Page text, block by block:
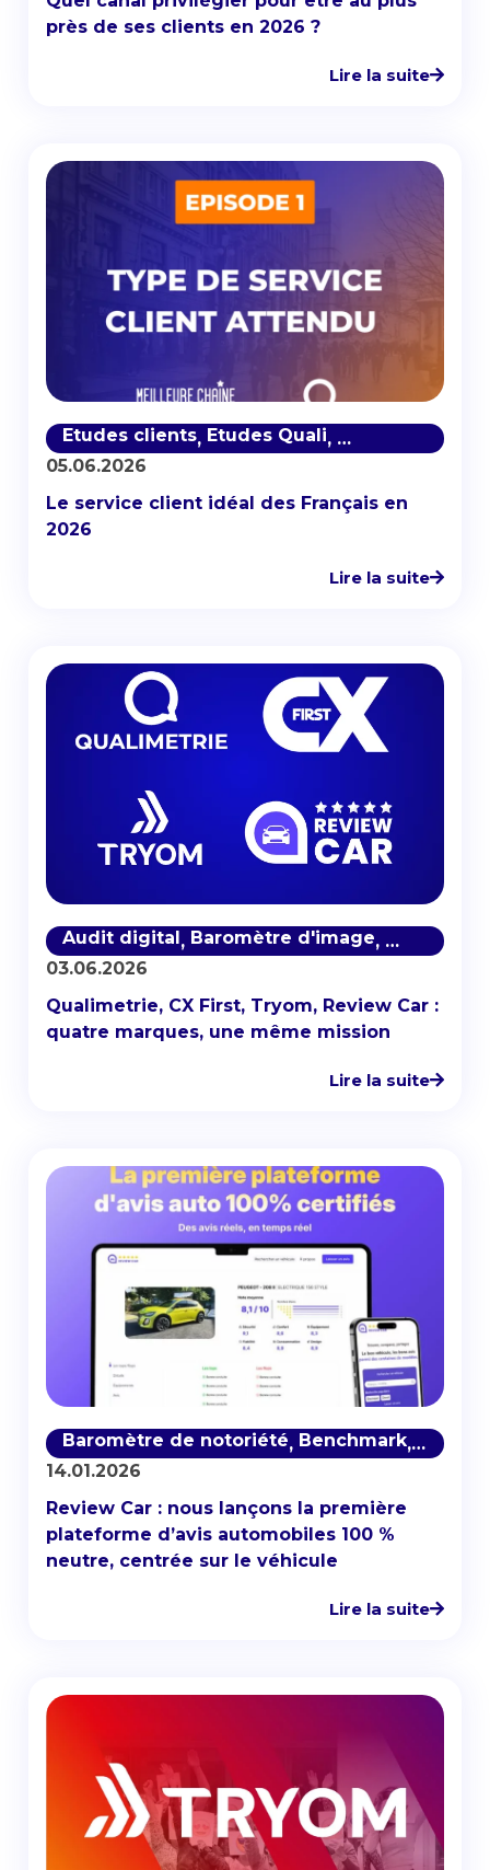
près de ses clients en 2026 ?
Lire la suite
Etudes clients, Etudes Quali,
Satisfaction
05.06.2026
Le service client idéal des Français en
2026
Lire la suite
Audit digital, Baromètre d'image,
03.06.2026
Qualimetrie, CX First, Tryom, Review Car :
quatre marques, une même mission
Lire la suite
Baromètre de notoriété, Benchmark,
14.01.2026
Review Car : nous lançons la première
plateforme d’avis automobiles 100 %
neutre, centrée sur le véhicule
Lire la suite